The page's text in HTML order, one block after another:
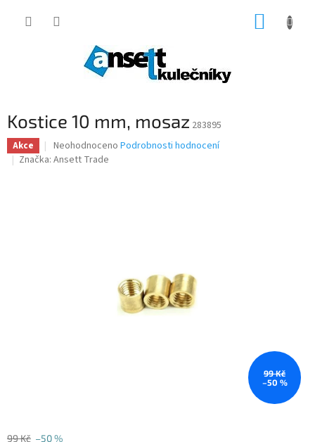
Kostice 10 mm, mosaz 283895
Akce
Průměrné
hodnocení
Neohodnoceno Podrobnosti hodnocení
Značka: Ansett Trade
99 Kč
–50 %
99 Kč –50 %